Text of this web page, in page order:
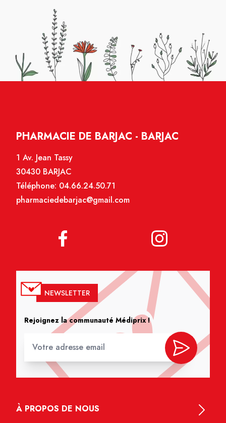
PHARMACIE DE BARJAC - BARJAC
1 Av. Jean Tassy
30430 BARJAC
Téléphone: 04.66.24.50.71
pharmaciedebarjac@gmail.com
NEWSLETTER
Rejoignez la communauté Médiprix !
À PROPOS DE NOUS